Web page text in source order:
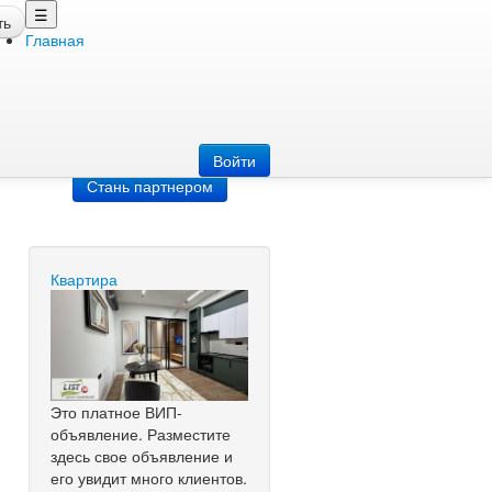
☰
Главная
Войти
Стань партнером
Квартира
Это платное ВИП-
объявление. Разместите
здесь свое объявление и
его увидит много клиентов.